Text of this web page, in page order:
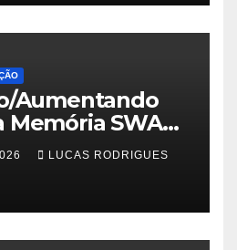
Aumentando
SWAP
LUCAS RODRIGUES